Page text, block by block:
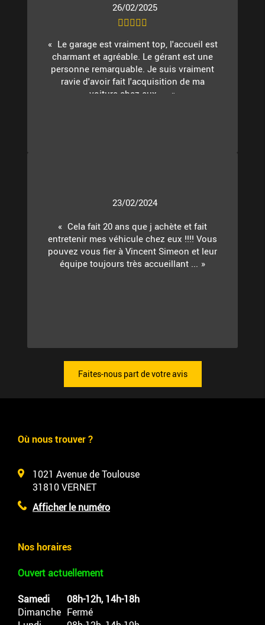
26/02/2025
Le garage est vraiment top, l'accueil est
charmant et agréable. Le gérant est une
personne remarquable. Je suis vraiment
ravie d'avoir fait l'acquisition de ma
voiture chez eux. ...
23/02/2024
Cela fait 20 ans que j achète et fait
entretenir mes véhicule chez eux !!!! Vous
pouvez vous fier à Vincent Simeon et leur
équipe toujours très accueillant ...
Faites-nous part de votre avis
Où nous trouver ?
1021 Avenue de Toulouse
31810VERNET
Afficher le numéro
Nos horaires
Ouvert actuellement
Samedi
08h-12h, 14h-18h
Dimanche Fermé